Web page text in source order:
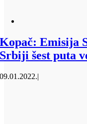
Kopač: Emisija
Srbiji šest puta
09.01.2022.|